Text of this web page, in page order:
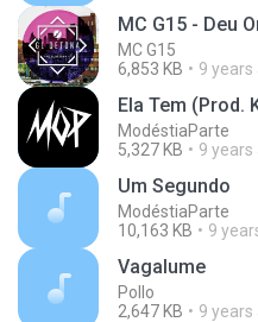
MC G15 - Deu
MC G15
6,853 KB
9 years
Ela Tem (Prod.
ModéstiaParte
5,327 KB
9 years
Um Segundo
ModéstiaParte
10,163 KB
9
Vagalume
Pollo
2,647 KB
9 years